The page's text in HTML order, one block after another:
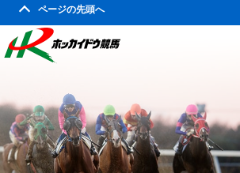
ページの先頭へ